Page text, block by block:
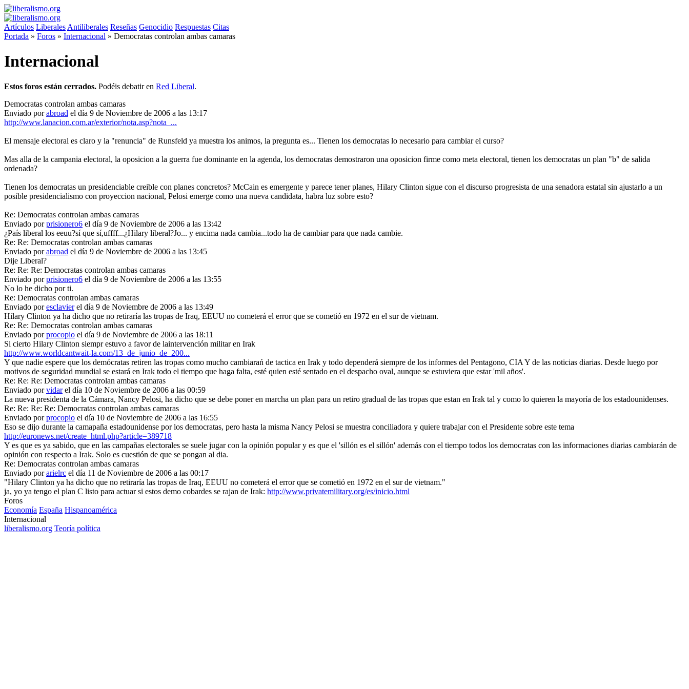
Artículos Liberales Antiliberales Reseñas Genocidio Respuestas Citas
Portada » Foros » Internacional » Democratas controlan ambas camaras
Internacional
Estos foros están cerrados. Podéis debatir en Red Liberal.
Democratas controlan ambas camaras
Enviado porabroad el día 9 de Noviembre de 2006 a las 13:17
http://www.lanacion.com.ar/exterior/nota.asp?nota_...
El mensaje electoral es claro y la "renuncia" de Runsfeld ya muestra los animos, la pregunta es... Tienen los democratas lo necesario para cambiar el curso?
Mas alla de la campania electoral, la oposicion a la guerra fue dominante en la agenda, los democratas demostraron una oposicion firme como meta electoral, tienen los democratas un plan "b" de salida
ordenada?
Tienen los democratas un presidenciable creible con planes concretos? McCain es emergente y parece tener planes, Hilary Clinton sigue con el discurso progresista de una senadora estatal sin ajustarlo a un
posible presidencialismo con proyeccion nacional, Pelosi emerge como una nueva candidata, habra luz sobre esto?
Re: Democratas controlan ambas camaras
Enviado porprisionero6 el día 9 de Noviembre de 2006 a las 13:42
¿País liberal los eeuu?sí que sí,uffff...¿Hilary liberal?Jo... y encima nada cambia...todo ha de cambiar para que nada cambie.
Re: Re: Democratas controlan ambas camaras
Enviado porabroad el día 9 de Noviembre de 2006 a las 13:45
Dije Liberal?
Re: Re: Re: Democratas controlan ambas camaras
Enviado porprisionero6 el día 9 de Noviembre de 2006 a las 13:55
No lo he dicho por ti.
Re: Democratas controlan ambas camaras
Enviado poresclavierel día 9 de Noviembre de 2006 a las 13:49
Hilary Clinton ya ha dicho que no retiraría las tropas de Iraq, EEUU no cometerá el error que se cometió en 1972 en el sur de vietnam.
Re: Re: Democratas controlan ambas camaras
Enviado porprocopio el día 9 de Noviembre de 2006 a las 18:11
Si cierto Hilary Clinton siempr estuvo a favor de laintervención militar en Irak
http://www.worldcantwait-la.com/13_de_junio_de_200...
Y que nadie espere que los demócratas retiren las tropas como mucho cambiarań de tactica en Irak y todo dependerá siempre de los informes del Pentagono, CIA Y de las noticias diarias. Desde luego por
motivos de seguridad mundial se estará en Irak todo el tiempo que haga falta, esté quien esté sentado en el despacho oval, aunque se estuviera que estar 'mil años'.
Re: Re: Re: Democratas controlan ambas camaras
Enviado porvidarel día 10 de Noviembre de 2006 a las 00:59
La nueva presidenta de la Cámara, Nancy Pelosi, ha dicho que se debe poner en marcha un plan para un retiro gradual de las tropas que estan en Irak tal y como lo quieren la mayoría de los estadounidenses.
Re: Re: Re: Re: Democratas controlan ambas camaras
Enviado porprocopio el día 10 de Noviembre de 2006 a las 16:55
Eso se dijo durante la camapaña estadounidense por los democratas, pero hasta la misma Nancy Pelosi se muestra conciliadora y quiere trabajar con el Presidente sobre este tema
http://euronews.net/create_html.php?article=389718
Y es que es ya sabido, que en las campañas electorales se suele jugar con la opinión popular y es que el 'sillón es el sillón' además con el tiempo todos los democratas con las informaciones diarias cambiarán de
opinión con respecto a Irak. Solo es cuestión de que se pongan al dia.
Re: Democratas controlan ambas camaras
Enviado porarielrc el día 11 de Noviembre de 2006 a las 00:17
"Hilary Clinton ya ha dicho que no retiraría las tropas de Iraq, EEUU no cometerá el error que se cometió en 1972 en el sur de vietnam."
ja, yo ya tengo el plan C listo para actuar si estos demo cobardes se rajan de Irak: http://www.privatemilitary.org/es/inicio.html
Foros
Economía España Hispanoamérica
Internacional
liberalismo.org Teoría política